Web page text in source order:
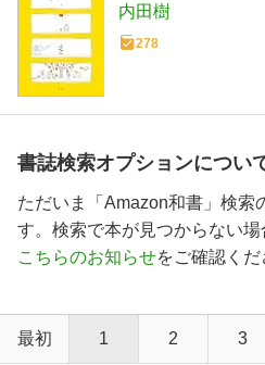
内田樹
278
書誌検索オプションについ
ただいま「Amazon和書」検索
す。検索で本が見つからない
こちらのお知らせをご確認くだ
最初 1 2 3